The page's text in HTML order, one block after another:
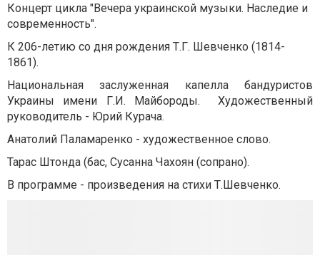
Концерт цикла "Вечера украинской музыки. Наследие и
современность".
К 206-летию со дня рождения Т.Г. Шевченко (1814-
1861).
Национальная заслуженная капелла бандуристов
Украины имени Г.И. Майбороды. Художественный
руководитель - Юрий Курача.
Анатолий Паламаренко - художественное слово.
Тарас Штонда (бас, Сусанна Чахоян (сопрано).
В программе - произведения на стихи Т.Шевченко.